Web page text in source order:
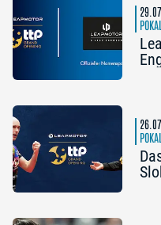
POKAL
POKAL